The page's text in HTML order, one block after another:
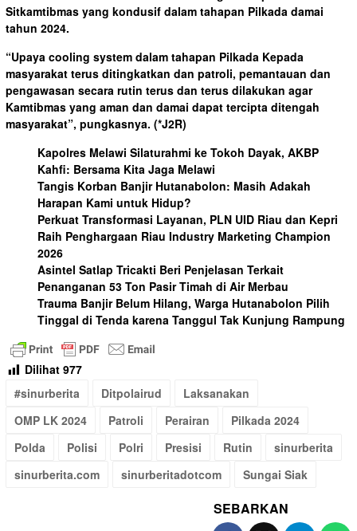
Sitkamtibmas yang kondusif dalam tahapan Pilkada damai
tahun 2024.
“Upaya cooling system dalam tahapan Pilkada Kepada
masyarakat terus ditingkatkan dan patroli, pemantauan dan
pengawasan secara rutin terus dan terus dilakukan agar
Kamtibmas yang aman dan damai dapat tercipta ditengah
masyarakat”, pungkasnya. (*J2R)
Kapolres Melawi Silaturahmi ke Tokoh Dayak, AKBP
Kahfi: Bersama Kita Jaga Melawi
Tangis Korban Banjir Hutanabolon: Masih Adakah
Harapan Kami untuk Hidup?
Perkuat Transformasi Layanan, PLN UID Riau dan Kepri
Raih Penghargaan Riau Industry Marketing Champion
2026
Asintel Satlap Tricakti Beri Penjelasan Terkait
Penanganan 53 Ton Pasir Timah di Air Merbau
Trauma Banjir Belum Hilang, Warga Hutanabolon Pilih
Tinggal di Tenda karena Tanggul Tak Kunjung Rampung
Dilihat 977
#sinurberita
Ditpolairud
Laksanakan
OMP LK 2024
Patroli Perairan
Pilkada 2024
Polda
Polisi Polri Presisi Rutin
sinurberita
sinurberita.com
sinurberitadotcom Sungai Siak
SEBARKAN